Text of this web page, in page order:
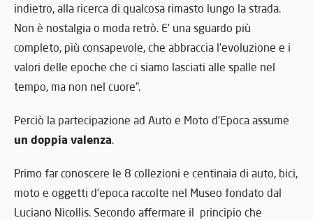
indietro, alla ricerca di qualcosa rimasto lungo la strada.
Non è nostalgia o moda retrò. E’ una sguardo più
completo, più consapevole, che abbraccia l’evoluzione e i
valori delle epoche che ci siamo lasciati alle spalle nel
tempo, ma non nel cuore”.
Perciò la partecipazione ad Auto e Moto d’Epoca assume
un doppia valenza.
Primo far conoscere le 8 collezioni e centinaia di auto, bici,
moto e oggetti d’epoca raccolte nel Museo fondato dal
Luciano Nicollis. Secondo affermare il principio che